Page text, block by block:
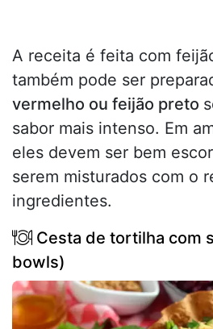
A receita é feita com
também pode ser
vermelho ou feijão preto
sabor mais intenso. Em
eles devem ser bem
serem misturados com o
ingredientes.
Cesta de tortilha com
bowls)